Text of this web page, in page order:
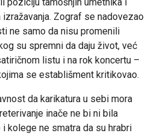
poziciju tamošnjih umetnika i
Zograf se nadovezao
ne samo da nisu promenili
su spremni da daju život, već
listu i na rok koncertu –
se establišment kritikovao.
da karikatura u sebi mora
inače ne bi ni bila
i kolege ne smatra da su hrabri